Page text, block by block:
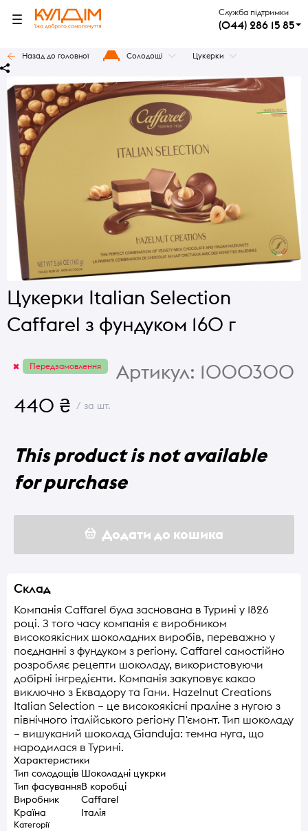
Служба підтримки
(044) 286 15 85
Назад до головної Солодощі Цукерки
Цукерки Italian Selection
Caffarel з фундуком 160 г
Передзамовлення Артикул: 1000300
440 ₴ / за шт.
This product is not available
for purchase
Додати до кошика
Склад
Компанія Caffarel була заснована в Турині у 1826
році. З того часу компанія є виробником
високоякісних шоколадних виробів, переважно у
поєднанні з фундуком з регіону. Caffarel самостійно
розробляє рецепти шоколаду, використовуючи
добірні інгредієнти. Компанія закуповує какао
виключно з Еквадору та Гани. Hazelnut Creations
Italian Selection – це високоякісні праліне з нугою з
північного італійського регіону П'ємонт. Тип шоколаду
– вишуканий шоколад Gianduja: темна нуга, що
народилася в Турині.
Характеристики
Тип солодощів Шоколадні цукрки
Тип фасуванняВ коробці
Виробник
Caffarel
Країна
Італія
Категорії